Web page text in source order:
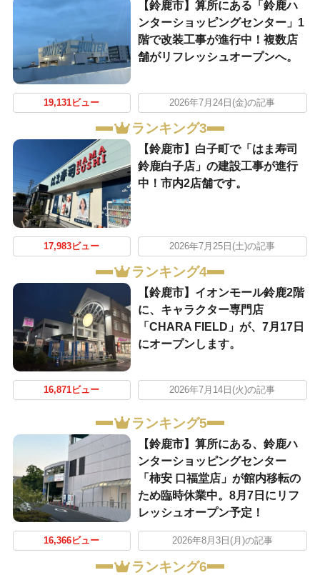
【鈴鹿市】算所にある「鈴鹿ハ
ンターショッピングセンター」1
階で改装工事が進行中！複数店
舗がリフレッシュオープンへ。
19,131ビュー 2026年7月24日(金)の記事
ランキング3
【鈴鹿市】白子町で「はま寿司
鈴鹿白子店」の建設工事が進行
中！市内2店舗です。
17,983ビュー 2026年7月25日(土)の記事
ランキング4
【鈴鹿市】イオンモール鈴鹿2階
に、キャラクター専門店
「CHARA FIELD」が、7月17日
にオープンします。
16,871ビュー 2026年7月14日(火)の記事
ランキング5
【鈴鹿市】算所にある、鈴鹿ハ
ンターショッピングセンター
「柿安 口福堂店」が館内移転の
ため臨時休業中。8月7日にリフ
レッシュオープン予定！
16,366ビュー 2026年8月3日(月)の記事
ランキング6